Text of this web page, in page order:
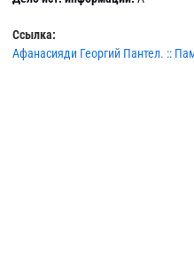
Ссылка:
Афанасияди Георгий Пантел. ::